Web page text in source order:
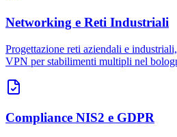
Networking e Reti Industriali
Progettazione reti aziendali e
VPN per stabilimenti multipli nel
Compliance NIS2 e GDPR